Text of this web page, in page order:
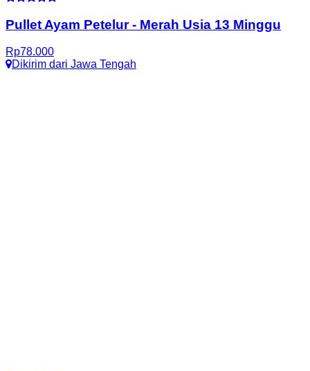
Pullet Ayam Petelur- Merah Usia 13 Minggu
Rp78.000
Dikirim dari Jawa Tengah